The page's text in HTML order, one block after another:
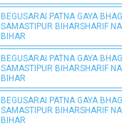
BEGUSARAI PATNA GAYA
SAMASTIPUR BIHARSHARIF
BIHAR
BEGUSARAI PATNA GAYA
SAMASTIPUR BIHARSHARIF
BIHAR
BEGUSARAI PATNA GAYA
SAMASTIPUR BIHARSHARIF
BIHAR